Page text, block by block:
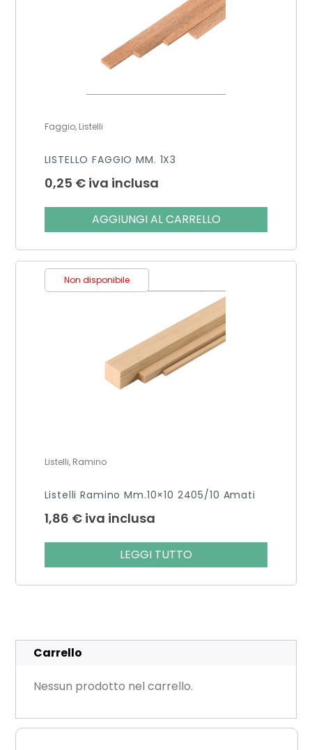
Faggio, Listelli
LISTELLO FAGGIO MM. 1X3
0,25 € iva inclusa
AGGIUNGI AL CARRELLO
Non disponibile
Listelli, Ramino
Listelli Ramino Mm.10×10 2405/10 Amati
1,86 € iva inclusa
LEGGI TUTTO
Carrello
Nessun prodotto nel carrello.